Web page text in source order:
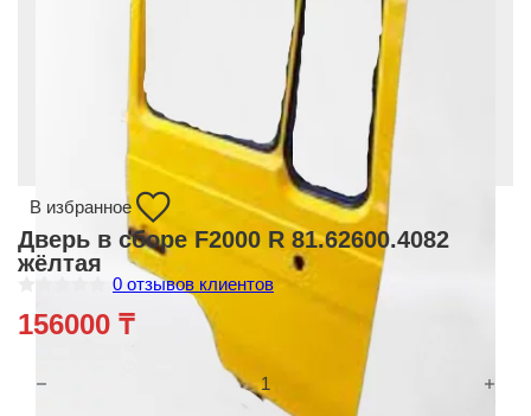
В избранное
Дверь в сборе F2000 R 81.62600.4082
жёлтая
ц
е
0 отзывов клиентов
156000 ₸
Количество товара Дверь в сборе F2000 R 81.62600.4082